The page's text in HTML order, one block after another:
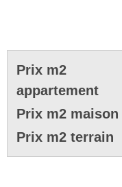
Prix m2
appartement
Prix m2 maison
Prix m2 terrain